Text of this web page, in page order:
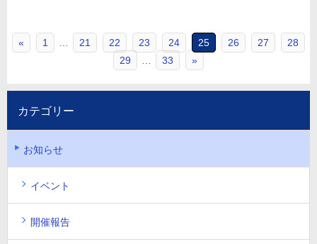
« 1 21 22 23 24 25 26 27
28
29
33 »
カテゴリー
お知らせ
イベント
開催報告